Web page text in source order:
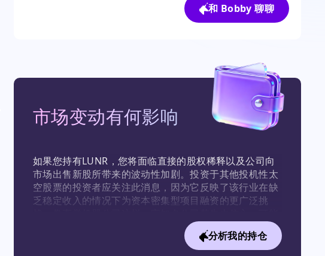
和 Bobby 聊聊
市场变动有何影响
如果您持有LUNR，您将面临直接的股权稀释以及公司向
市场出售新股所带来的波动性加剧。投资于其他投机性太
空股票的投资者应关注此消息，因为它反映了该行业在缺
乏稳定收入的情况下为资本密集型项目融资的更广泛挑
会暂时抑制整个太空行业的市场情绪。
分析我的持仓